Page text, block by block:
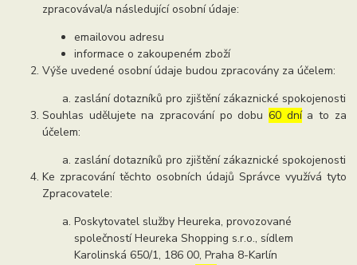
zpracovával/a následující osobní údaje:
emailovou adresu
informace o zakoupeném zboží
Výše uvedené osobní údaje budou zpracovány za účelem:
zaslání dotazníků pro zjištění zákaznické spokojenosti
Souhlas udělujete na zpracování po dobu60 dnía to za
účelem:
zaslání dotazníků pro zjištění zákaznické spokojenosti
Ke zpracování těchto osobních údajů Správce využívá tyto
Zpracovatele:
Poskytovatel služby Heureka, provozované
společností Heureka Shopping s.r.o., sídlem
Karolinská 650/1, 186 00, Praha 8-Karlín